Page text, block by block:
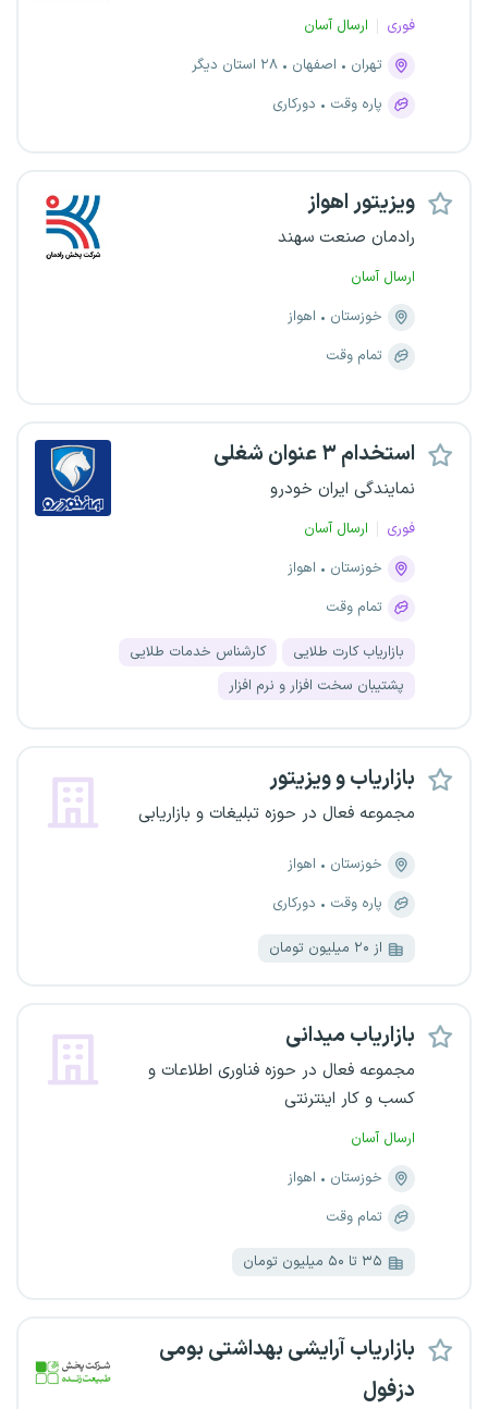
فوری
ارسال آسان
تهران
اصفهان
۲۸ استان دیگر
پاره وقت
دورکاری
ویزیتور اهواز
رادمان صنعت سهند
ارسال آسان
خوزستان
اهواز
تمام وقت
استخدام ۳ عنوان شغلی
نمایندگی ایران خودرو
فوری
ارسال آسان
خوزستان
اهواز
تمام وقت
بازاریاب کارت طلایی
کارشناس خدمات طلایی
پشتیبان سخت افزار و نرم افزار
بازاریاب و ویزیتور
مجموعه فعال در حوزه تبلیغات و بازاریابی
خوزستان
اهواز
پاره وقت
دورکاری
از ۲۰ میلیون تومان
بازاریاب میدانی
مجموعه فعال در حوزه فناوری اطلاعات و
کسب و کار اینترنتی
ارسال آسان
خوزستان
اهواز
تمام وقت
۳۵ تا ۵۰ میلیون تومان
بازاریاب آرایشی بهداشتی بومی
دزفول